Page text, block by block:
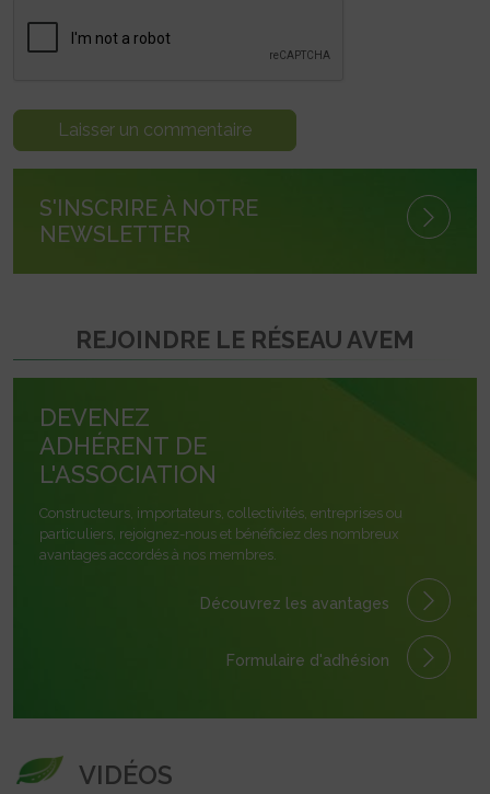
S'INSCRIRE À NOTRE
NEWSLETTER
REJOINDRE LE RÉSEAU AVEM
DEVENEZ
ADHÉRENT DE
L'ASSOCIATION
Constructeurs, importateurs, collectivités, entreprises ou
particuliers, rejoignez-nous et bénéficiez des nombreux
avantages accordés à nos membres.
Découvrez les avantages
Formulaire d'adhésion
VIDÉOS